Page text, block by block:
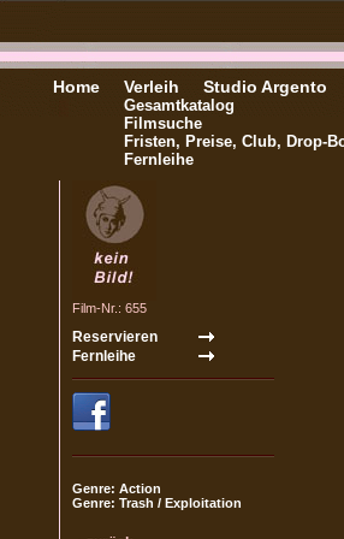
Home Verleih
Gesamtkatalog
Filmsuche
Fristen, Preise, Club, Drop-
Fernleihe
Studio Argento
Film-Nr.: 655
Genre: Action
Genre: Trash / Exploitation